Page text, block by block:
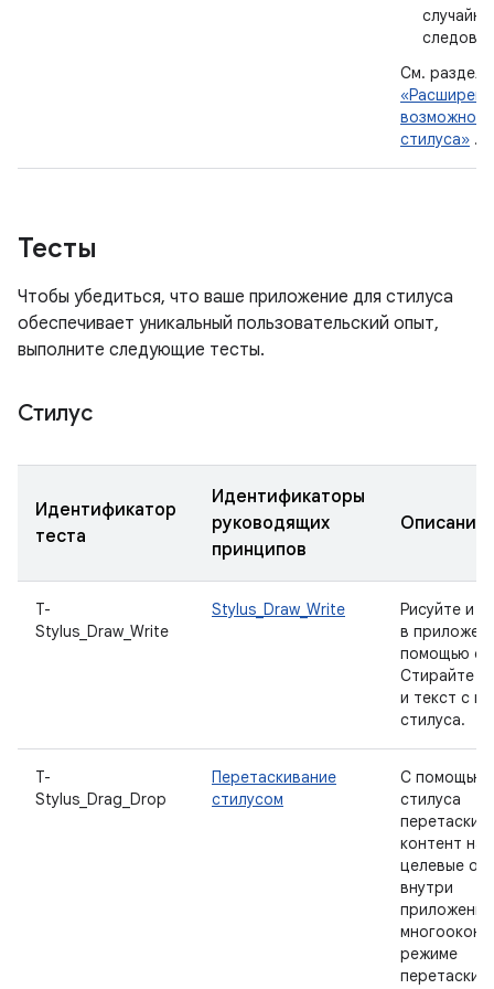
следов.
См. раздел
стилуса» .
Тесты
Чтобы убедиться, что ваше приложение для стилуса
обеспечивает уникальный пользовательский опыт,
выполните следующие тесты.
Стилус
Идентификатор
теста
Идентификаторы
руководящих
принципов
Описание
T-
Stylus_Draw_Write
Stylus_Draw_Write
Рисуйте и
в
помощью
Стирайте
и текст с
стилуса.
T-
Stylus_Drag_Drop
Перетаскивание
стилусом
С помощью
стилуса
контент на
целевые
внутри
режиме